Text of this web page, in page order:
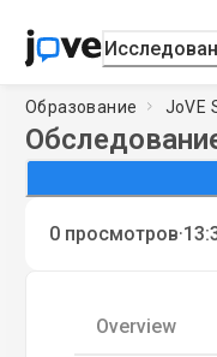
Образование JoVE
0 просмотров·
Overview